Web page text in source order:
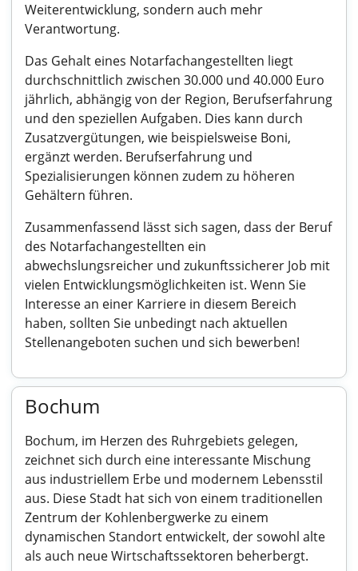
Weiterentwicklung, sondern auch mehr
Verantwortung.
Das Gehalt eines Notarfachangestellten liegt
durchschnittlich zwischen 30.000 und 40.000 Euro
jährlich, abhängig von der Region, Berufserfahrung
und den speziellen Aufgaben. Dies kann durch
Zusatzvergütungen, wie beispielsweise Boni,
ergänzt werden. Berufserfahrung und
Spezialisierungen können zudem zu höheren
Gehältern führen.
Zusammenfassend lässt sich sagen, dass der Beruf
des Notarfachangestellten ein
abwechslungsreicher und zukunftssicherer Job mit
vielen Entwicklungsmöglichkeiten ist. Wenn Sie
Interesse an einer Karriere in diesem Bereich
haben, sollten Sie unbedingt nach aktuellen
Stellenangeboten suchen und sich bewerben!
Bochum
Bochum, im Herzen des Ruhrgebiets gelegen,
zeichnet sich durch eine interessante Mischung
aus industriellem Erbe und modernem Lebensstil
aus. Diese Stadt hat sich von einem traditionellen
Zentrum der Kohlenbergwerke zu einem
dynamischen Standort entwickelt, der sowohl alte
als auch neue Wirtschaftssektoren beherbergt.